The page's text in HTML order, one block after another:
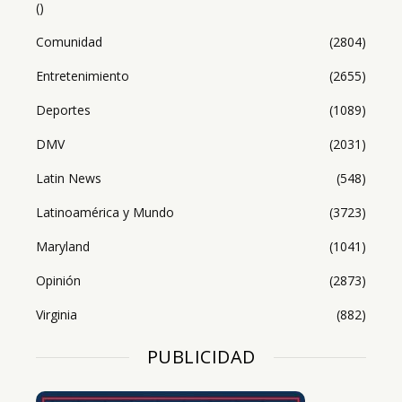
()
Comunidad
(2804)
Entretenimiento
(2655)
Deportes
(1089)
DMV
(2031)
Latin News
(548)
Latinoamérica y Mundo
(3723)
Maryland
(1041)
Opinión
(2873)
Virginia
(882)
PUBLICIDAD